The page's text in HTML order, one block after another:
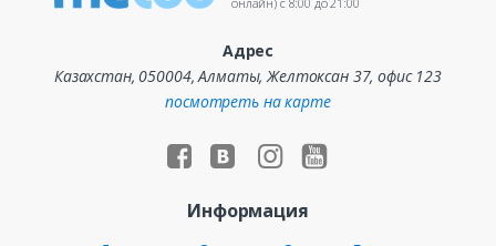
Адрес
Казахстан, 050004, Алматы, Желтоксан 37, офис 123
посмотреть на карте
Информация